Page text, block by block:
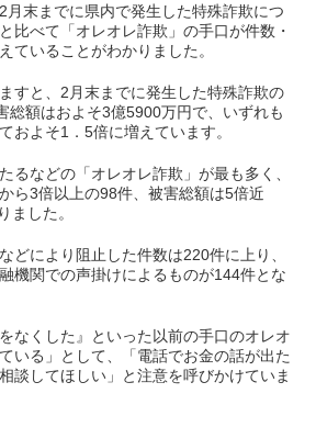
末までに県内で発生した特殊詐欺につ
比べて「オレオレ詐欺」の手口が件数・
ていることがわかりました。
すと、2月末までに発生した特殊詐欺の
総額はおよそ3億5900万円で、いずれも
およそ1．5倍に増えています。
るなどの「オレオレ詐欺」が最も多く、
ら3倍以上の98件、被害総額は5倍近
ました。
どにより阻止した件数は220件に上り、
機関での声掛けによるものが144件とな
なくした』といった以前の手口のオレオ
いる」として、「電話でお金の話が出た
談してほしい」と注意を呼びかけていま